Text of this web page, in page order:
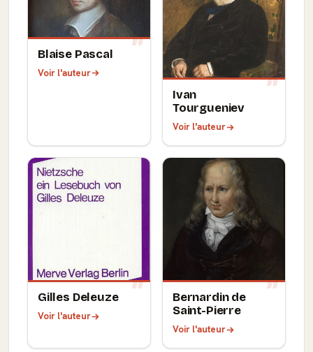
Blaise Pascal
Voir l'auteur
Ivan
Tourgueniev
Voir l'auteur
Gilles Deleuze
Voir l'auteur
Bernardin de
Saint-Pierre
Voir l'auteur